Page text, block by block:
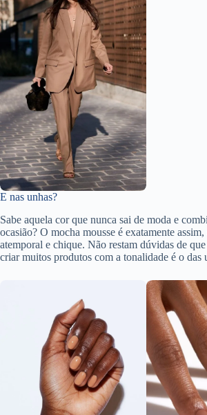
E nas unhas?
Sabe aquela cor que nunca sai de moda e
ocasião? O mocha mousse é exatamente
atemporal e chique. Não restam dúvidas de
criar muitos produtos com a tonalidade é o das